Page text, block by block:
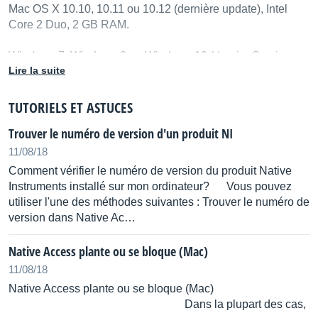
Mac OS X 10.10, 10.11 ou 10.12 (dernière update), Intel
Core 2 Duo, 2 GB RAM.
Windows 7, Windows 8 ou Windows 10 (dernier Service
Pack, 32/64-bit), Intel Core 2 Duo ou AMD Athlon 64 X2, 2
Nécessité d'avoir une connection Internet
Lire la suite
TUTORIELS ET ASTUCES
Trouver le numéro de version d'un produit NI
11/08/18
Comment vérifier le numéro de version du produit Native
Instruments installé sur mon ordinateur? Vous pouvez
utiliser l'une des méthodes suivantes : Trouver le numéro de
version dans Native Ac…
Native Access plante ou se bloque (Mac)
11/08/18
Native Access plante ou se bloque (Mac)
Dans la plupart des cas,